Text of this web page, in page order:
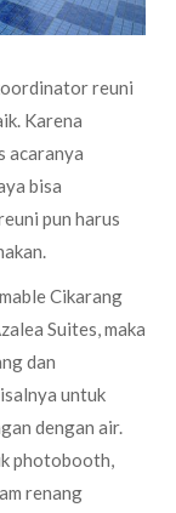
reuni
Karena
acaranya
bisa
pun harus
Cikarang
Suites, maka
dan
untuk
dengan air.
photobooth,
renang